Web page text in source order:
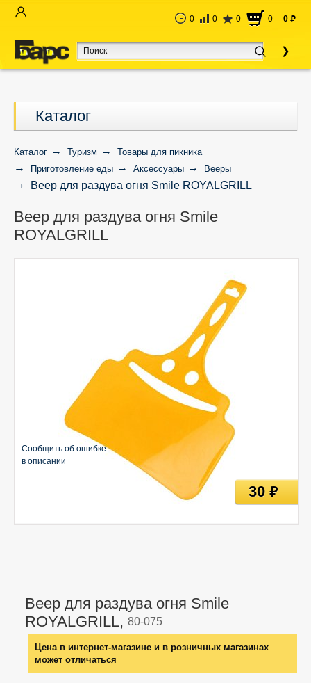
0 0 0 0 0 руб
Каталог
Каталог Туризм
Товары для пикника
Приготовление еды
Аксессуары Вееры
Веер для раздува огня Smile ROYALGRILL
Веер для раздува огня Smile
ROYALGRILL
Веер для раздува огня Smile
ROYALGRILL, 80-075
Цена в интернет-магазине и в розничных магазинах
может отличаться
Сообщить об ошибке
в описании
30руб